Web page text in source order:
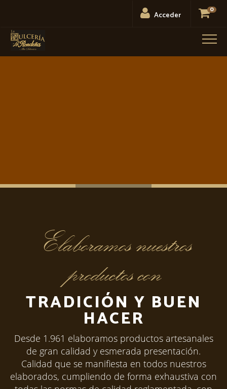
Acceder
0
Menú
Elaboramos nuestros
productos con
TRADICIÓN Y BUEN
HACER
Desde 1.961 elaboramos productos artesanales
de gran calidad y esmerada presentación.
Calidad que se manifiesta en todos nuestros
elaborados, cumpliendo de forma exhaustiva con